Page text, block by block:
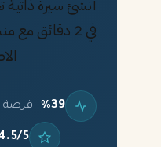
أنشئ سيرة
في 2 دقائق مع
%39 فرصة
5